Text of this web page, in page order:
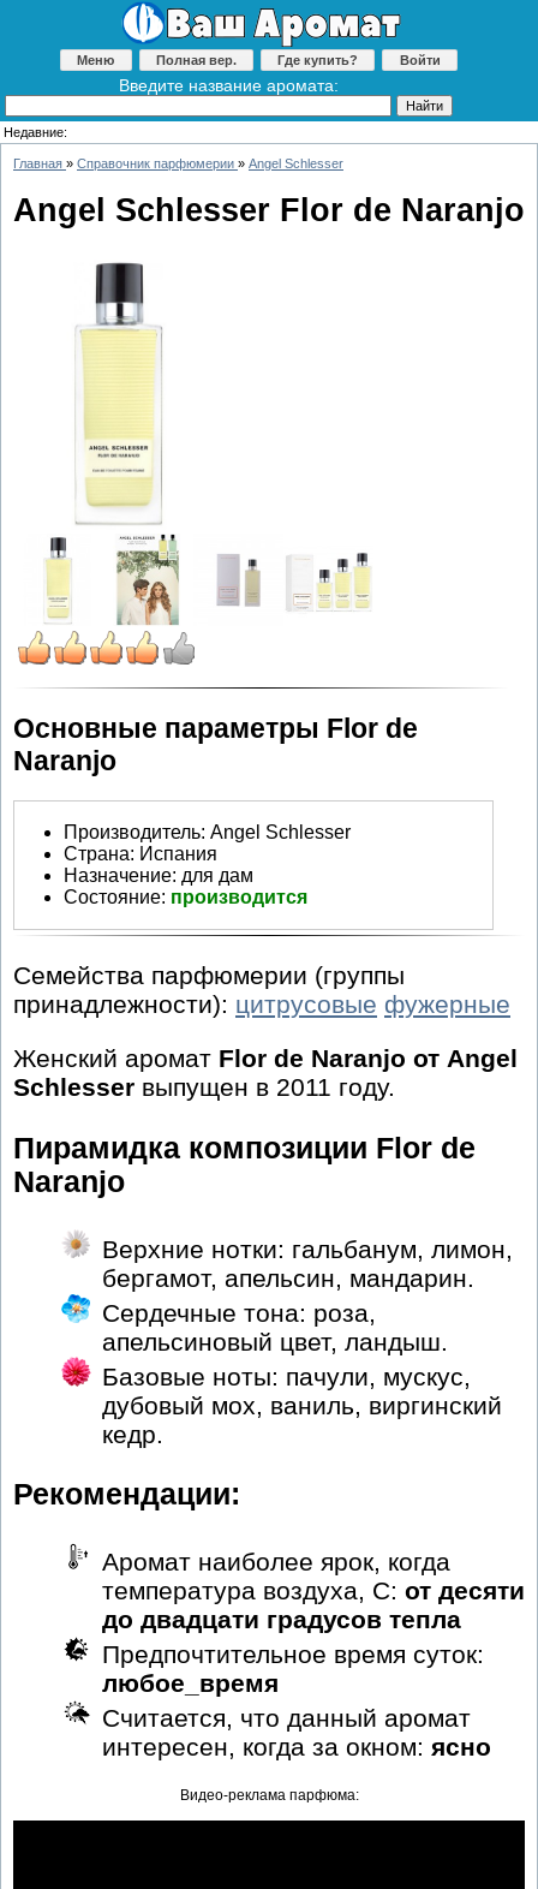
Меню Полная вер. Где купить? Войти
Введите название аромата:
Недавние:
Главная » Справочник парфюмерии » Angel Schlesser
Angel Schlesser Flor de Naranjo
Основные параметры Flor de
Naranjo
Производитель: Angel Schlesser
Страна: Испания
Назначение: для дам
Состояние: производится
Семейства парфюмерии (группы
принадлежности): цитрусовые фужерные
Женский аромат Flor de Naranjo от Angel
Schlesser выпущен в 2011 году.
Пирамидка композиции Flor de
Naranjo
Верхние нотки: гальбанум, лимон,
бергамот, апельсин, мандарин.
Сердечные тона: роза,
апельсиновый цвет, ландыш.
Базовые ноты: пачули, мускус,
дубовый мох, ваниль, виргинский
кедр.
Рекомендации:
Аромат наиболее ярок, когда
температура воздуха, С: от десяти
до двадцати градусов тепла
Предпочтительное время суток:
любое_время
Считается, что данный аромат
интересен, когда за окном: ясно
Видео-реклама парфюма: